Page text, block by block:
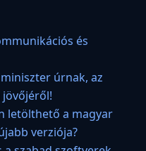
és
úrnak, az
letölthető a magyar
verziója?